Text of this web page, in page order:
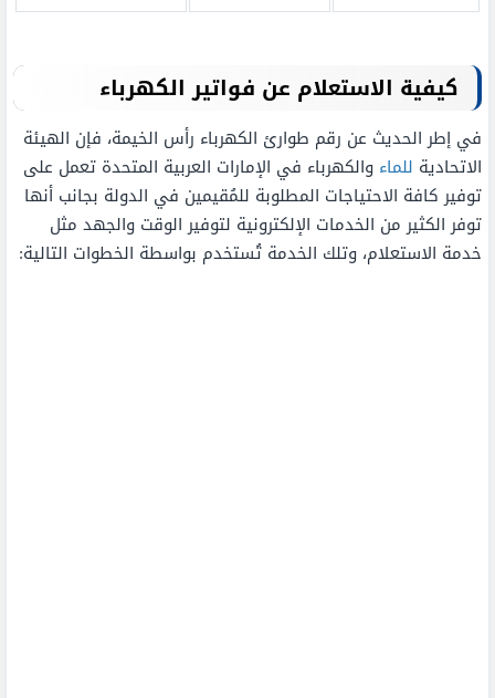
كيفية الاستعلام عن فواتير الكهرباء
في إطر الحديث عن رقم طوارئ الكهرباء رأس الخيمة، فإن الهيئة
الاتحادية للماء والكهرباء في الإمارات العربية المتحدة تعمل على
توفير كافة الاحتياجات المطلوبة للمُقيمين في الدولة بجانب أنها
توفر الكثير من الخدمات الإلكترونية لتوفير الوقت والجهد مثل
خدمة الاستعلام، وتلك الخدمة تُستخدم بواسطة الخطوات التالية: